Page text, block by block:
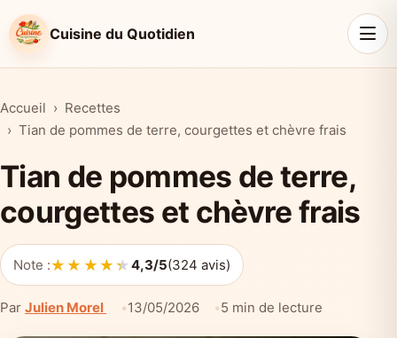
Cuisine du Quotidien
Accueil
Recettes
Tian de pommes de terre, courgettes et chèvre frais
Tian de pommes de terre,
courgettes et chèvre frais
Note :★★★★★
★★★★★4,3/5(324 avis)
Par Julien Morel 13/05/2026 5 min de lecture